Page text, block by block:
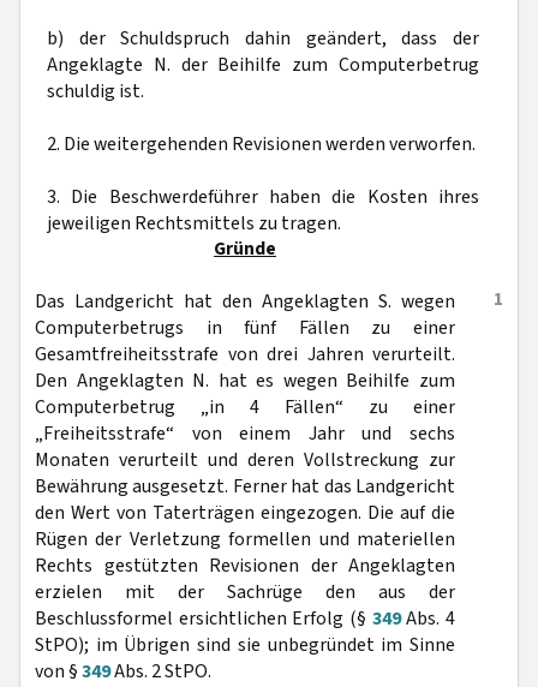
b) der Schuldspruch dahin geändert, dass der
Angeklagte N. der Beihilfe zum Computerbetrug
schuldig ist.
2. Die weitergehenden Revisionen werden verworfen.
3. Die Beschwerdeführer haben die Kosten ihres
jeweiligen Rechtsmittels zu tragen.
Gründe
1
Das Landgericht hat den Angeklagten S. wegen
Computerbetrugs in fünf Fällen zu einer
Gesamtfreiheitsstrafe von drei Jahren verurteilt.
Den Angeklagten N. hat es wegen Beihilfe zum
Computerbetrug „in 4 Fällen“ zu einer
„Freiheitsstrafe“ von einem Jahr und sechs
Monaten verurteilt und deren Vollstreckung zur
Bewährung ausgesetzt. Ferner hat das Landgericht
den Wert von Taterträgen eingezogen. Die auf die
Rügen der Verletzung formellen und materiellen
Rechts gestützten Revisionen der Angeklagten
erzielen mit der Sachrüge den aus der
Beschlussformel ersichtlichen Erfolg (§ 349Abs. 4
StPO); im Übrigen sind sie unbegründet im Sinne
von §349Abs. 2 StPO.